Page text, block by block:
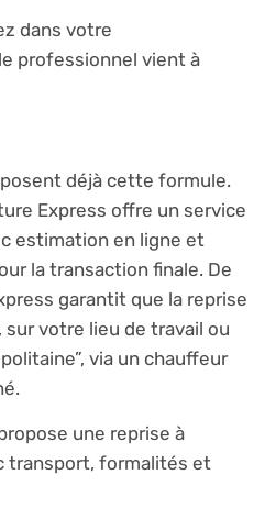
dans votre
professionnel vient à
déjà cette formule.
Express offre un service
estimation en ligne et
la transaction finale. De
garantit que la reprise
sur votre lieu de travail ou
via un chauffeur
une reprise à
transport, formalités et